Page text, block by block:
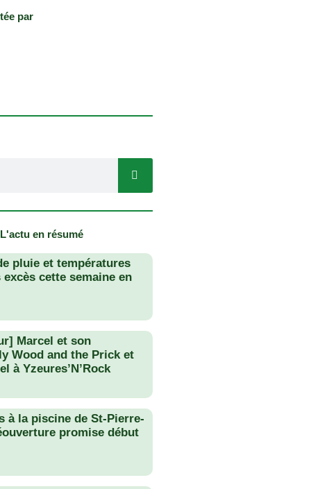
par
en résumé
pluie et températures
cette semaine en
Marcel et son
Wood and the Prick et
à Yzeures’N’Rock
à la piscine de St-Pierre-
promise début